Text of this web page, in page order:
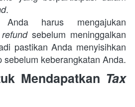
.
harus mengajukan
sebelum meninggalkan
pastikan Anda menyisihkan
sebelum keberangkatan Anda.
Mendapatkan Tax